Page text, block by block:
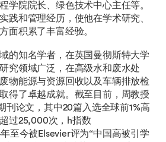
学院院长、绿色技术中心主任等。
践和管理经历，使他在学术研究、
面积累了丰富经验。
的知名学者，在英国曼彻斯特大学
究领域广泛，在高级水和废水处
物能源与资源回收以及车辆排放检
得了卓越成就。截至目前，周教授
刊论文，其中20篇入选全球前1%高
过25,000次，h指数
至今被Elsevier评为“中国高被引学